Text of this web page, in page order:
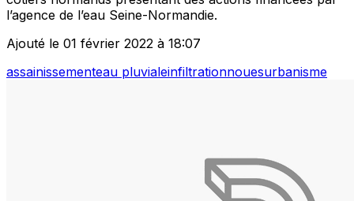
l’agence de l’eau Seine-Normandie.
Ajouté le 01 février 2022 à 18:07
assainissementeau pluvialeinfiltrationnouesurbanisme